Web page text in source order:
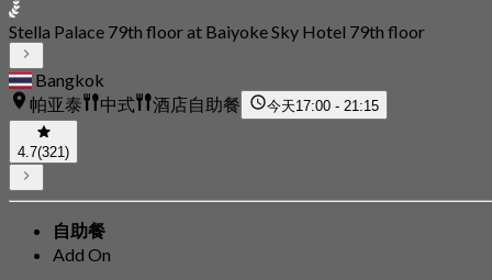
Stella Palace 79th floor at Baiyoke Sky Hotel 79th floor
Bangkok
帕亚泰
中式 酒店自助餐 今天17:00 - 21:15
4.7(321)
自助餐
Add On